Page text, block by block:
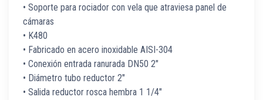
• Soporte para rociador con vela que atraviesa panel de
cámaras
• K480
• Fabricado en acero inoxidable AISI-304
• Conexión entrada ranurada DN50 2″
• Diámetro tubo reductor 2″
• Salida reductor rosca hembra 1 1/4″